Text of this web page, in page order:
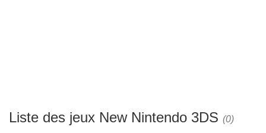
Liste des jeux New Nintendo 3DS (0)